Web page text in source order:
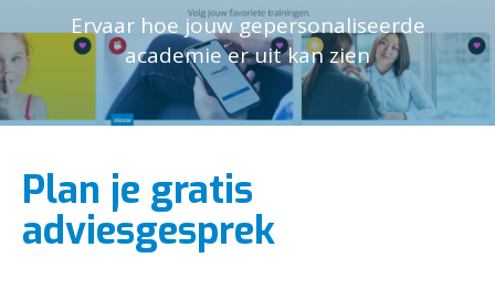
Ervaar hoe jouw gepersonaliseerde
academie er uit kan zien
Plan je gratis
adviesgesprek